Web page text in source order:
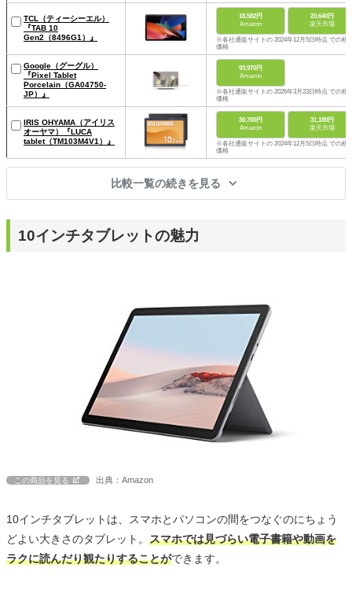
TCL（ティーシーエル）
『TAB 10
Gen2（‎8496G1）』
18,582円
Amazon
20,640円
楽天市場
※各社通販サイトの 2024年12月5日時点 での税
価格
Google（グーグル）
『Pixel Tablet
Porcelain（GA04750-
JP）』
93,970円
Amazon
※各社通販サイトの 2026年3月23日時点 での税
価格
IRIS OHYAMA（アイリス
オーヤマ）『LUCA
tablet（TM103M4V1）』
30,700円
Amazon
31,180円
楽天市場
※各社通販サイトの 2024年12月5日時点 での税
価格
比較一覧の続きを見る
10インチタブレットの魅力
この商品を見る 出典：Amazon
10インチタブレットは、スマホとパソコンの間をつなぐのにちょう
どよい大きさのタブレット。 スマホでは見づらい電子書籍や動画を
ラクに読んだり観たりすることができます。